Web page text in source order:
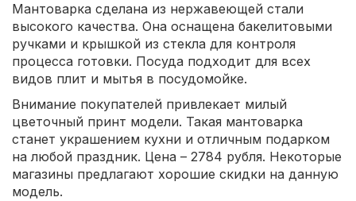
Мантоварка сделана из нержавеющей стали
высокого качества. Она оснащена бакелитовыми
ручками и крышкой из стекла для контроля
процесса готовки. Посуда подходит для всех
видов плит и мытья в посудомойке.
Внимание покупателей привлекает милый
цветочный принт модели. Такая мантоварка
станет украшением кухни и отличным подарком
на любой праздник. Цена – 2784 рубля. Некоторые
магазины предлагают хорошие скидки на данную
модель.